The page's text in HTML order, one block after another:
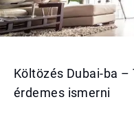
Költözés Dubai-ba
érdemes ismerni